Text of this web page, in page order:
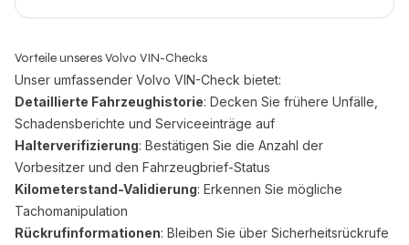
Vorteile unseres Volvo VIN-Checks
Unser umfassender Volvo VIN-Check bietet:
Detaillierte Fahrzeughistorie: Decken Sie frühere Unfälle,
Schadensberichte und Serviceeinträge auf
Halterverifizierung: Bestätigen Sie die Anzahl der
Vorbesitzer und den Fahrzeugbrief-Status
Kilometerstand-Validierung: Erkennen Sie mögliche
Tachomanipulation
Rückrufinformationen: Bleiben Sie über Sicherheitsrückrufe